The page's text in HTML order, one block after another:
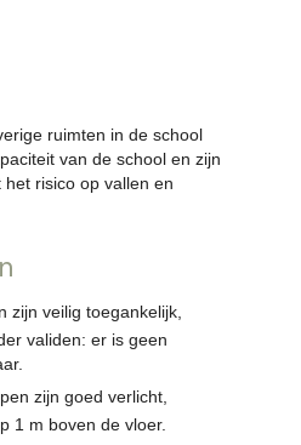
ruimten in de school
van de school en zijn
risico op vallen en
zijn veilig toegankelijk,
validen: er is geen
zijn goed verlicht,
1 m boven de vloer.